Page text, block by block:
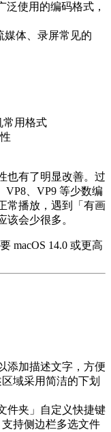
使用的编码格式，
体、录屏常见的
用格式
也有了明显改善。过
VP8、VP9 等少数编
常播放，遇到「有画
会少很多。
macOS 14.0 或更高
添加描述文字，方便
域采用简洁的下划
件夹」自定义快捷键
持侧边栏多选文件